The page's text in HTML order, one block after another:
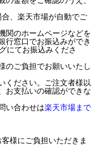
、楽天市場が自動でご
関のホームページなどを
行窓口でお振込みができ
にてお振込みくださ
のご負担でお願いいたし
ください。ご注文者様以
お支払いの確認ができな
い合わせは楽天市場まで
客様にご負担いただきま